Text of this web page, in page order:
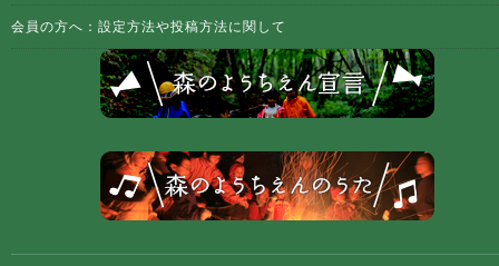
会員の方へ：設定方法や投稿方法に関して